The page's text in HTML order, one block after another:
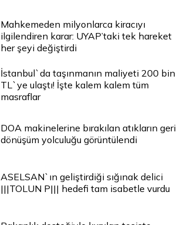
Mahkemeden milyonlarca kiracıyı
ilgilendiren karar: UYAP’taki tek hareket
her şeyi değiştirdi
İstanbul`da taşınmanın maliyeti 200 bin
TL`ye ulaştı! İşte kalem kalem tüm
masraflar
DOA makinelerine bırakılan atıkların geri
dönüşüm yolculuğu görüntülendi
ASELSAN`ın geliştirdiği sığınak delici
|||TOLUN P||| hedefi tam isabetle vurdu